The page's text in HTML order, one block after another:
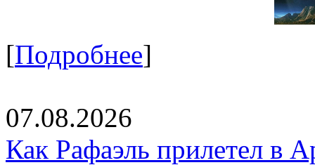
[Подробнее]
07.08.2026
Как Рафаэль прилетел в